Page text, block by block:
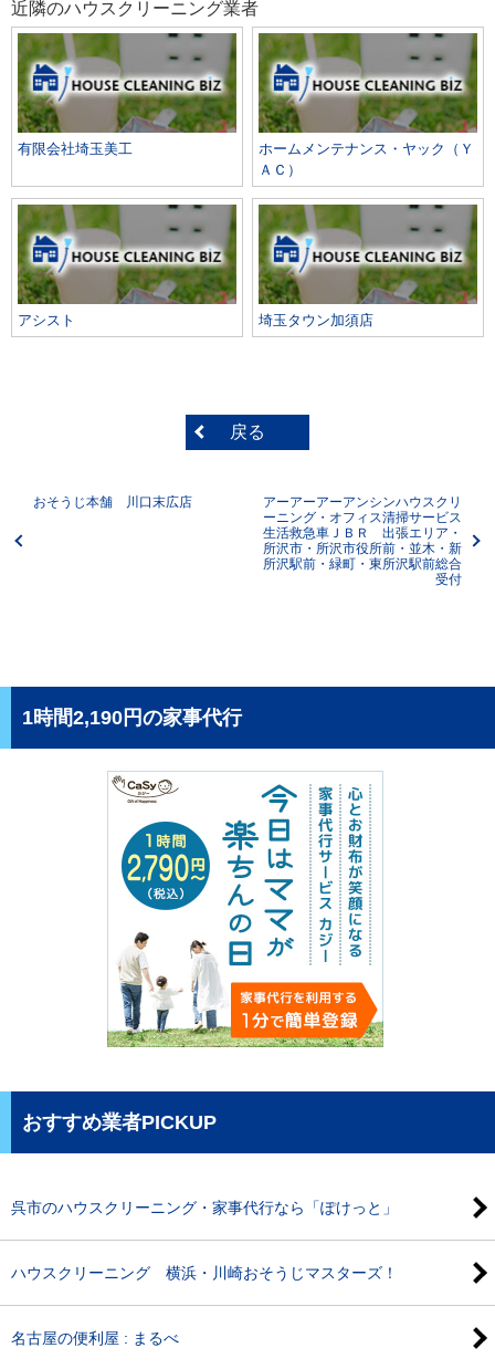
近隣のハウスクリーニング業者
有限会社埼玉美工
ホームメンテナンス・ヤック（Ｙ
ＡＣ）
アシスト 埼玉タウン加須店
戻る
おそうじ本舗 川口末広店
アーアーアーアンシンハウスクリ
ーニング・オフィス清掃サービス
生活救急車ＪＢＲ 出張エリア・
所沢市・所沢市役所前・並木・新
所沢駅前・緑町・東所沢駅前総合
受付
1時間2,190円の家事代行
おすすめ業者PICKUP
呉市のハウスクリーニング・家事代行なら「ぽけっと」
ハウスクリーニング 横浜・川崎おそうじマスターズ！
名古屋の便利屋 : まるべ